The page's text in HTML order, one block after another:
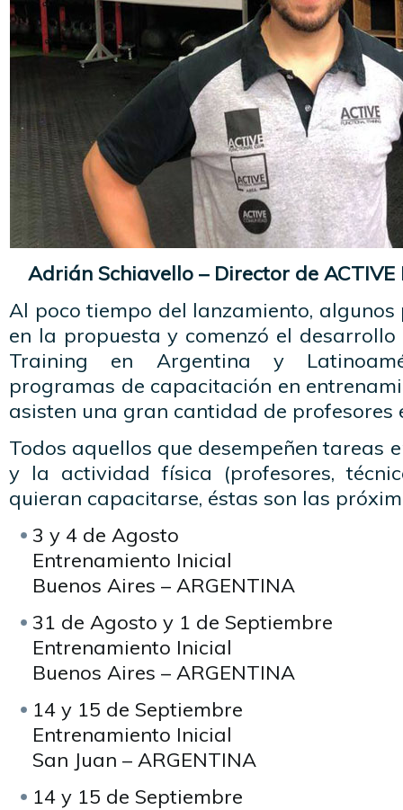
Adrián Schiavello – Director de
Al poco tiempo del lanzamiento, algunos
en la propuesta y comenzó el desarrollo
Training en Argentina y
programas de capacitación en
asisten una gran cantidad de profesores
Todos aquellos que desempeñen tareas
y la actividad física (profesores,
quieran capacitarse, éstas son las
3 y 4 de Agosto
Entrenamiento Inicial
Buenos Aires – ARGENTINA
31 de Agosto y 1 de Septiembre
Entrenamiento Inicial
Buenos Aires – ARGENTINA
14 y 15 de Septiembre
Entrenamiento Inicial
San Juan – ARGENTINA
14 y 15 de Septiembre